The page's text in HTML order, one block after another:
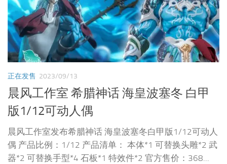
正在发售 2023/09/13
晨风工作室 希腊神话 海皇波塞冬 白甲
版1/12可动人偶
晨风工作室发布希腊神话 海皇波塞冬白甲版1/12可动人
偶 产品比例：1/12 产品清单： 本体*1 可替换头雕*2 武
器*2 可替换手型*4 石板*1 特效件*2 官方售价：368...